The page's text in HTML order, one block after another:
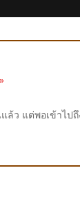
ว แต่พอเข้าไปถึ